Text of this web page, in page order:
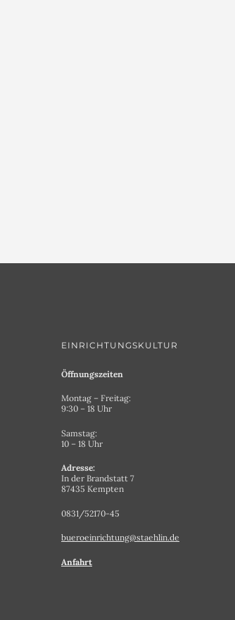
EINRICHTUNGSKULTUR
Öffnungszeiten
Montag – Freitag:
9:30 – 18 Uhr
Samstag:
10 – 18 Uhr
Adresse:
In der Brandstatt 7
87435 Kempten
0831/52170-45
bueroeinrichtung@staehlin.de
Anfahrt